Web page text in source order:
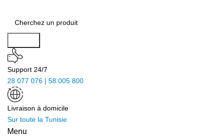
Support 24/7
28 077 076 | 58 005 800
Livraison à domicile
Sur toute la Tunisie
Menu